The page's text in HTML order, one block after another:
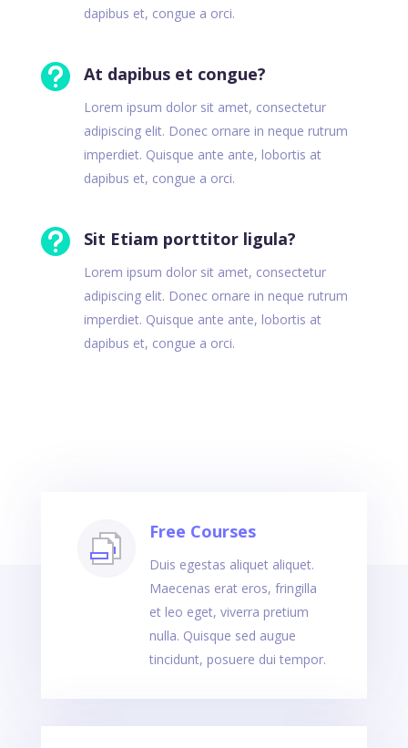
dapibus et, congue a orci.
 At dapibus et congue?
Lorem ipsum dolor sit amet, consectetur
adipiscing elit. Donec ornare in neque rutrum
imperdiet. Quisque ante ante, lobortis at
dapibus et, congue a orci.
 Sit Etiam porttitor ligula?
Lorem ipsum dolor sit amet, consectetur
adipiscing elit. Donec ornare in neque rutrum
imperdiet. Quisque ante ante, lobortis at
dapibus et, congue a orci.
Free Courses
Duis egestas aliquet aliquet.
Maecenas erat eros, fringilla
et leo eget, viverra pretium
nulla. Quisque sed augue
tincidunt, posuere dui tempor.